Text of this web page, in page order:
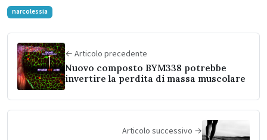
narcolessia
← Articolo precedente
Nuovo composto BYM338 potrebbe
invertire la perdita di massa muscolare
Articolo successivo →